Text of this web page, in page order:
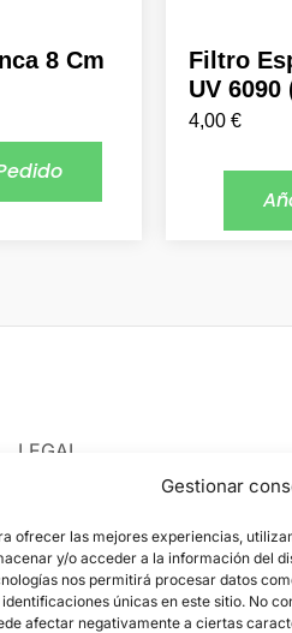
Gestionar
ofrecer las mejores experiencias,
y/o acceder a la información del
nos permitirá procesar datos
identificaciones únicas en este sitio. No
afectar negativamente a ciertas
8 Cm
Filtro
UV 6090
4,00 €
LEGAL
Política de privacidad